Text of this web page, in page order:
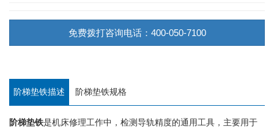
免费拨打咨询电话：400-050-7100
阶梯垫铁描述 阶梯垫铁规格
阶梯垫铁是机床修理工作中，检测导轨精度的通用工具，主要用于